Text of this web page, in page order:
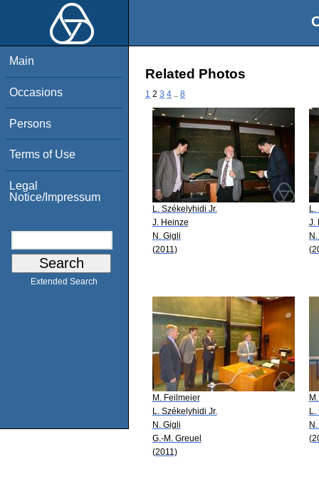
Main
Occasions
Persons
Terms of Use
Legal
Notice/Impressum
Extended Search
Related Photos
1 2 3 4 8
L. Székelyhidi Jr.
J. Heinze
N. Gigli
(2011)
L.
J.
M. Feilmeier
L. Székelyhidi Jr.
N. Gigli
G.-M. Greuel
(2011)
L.